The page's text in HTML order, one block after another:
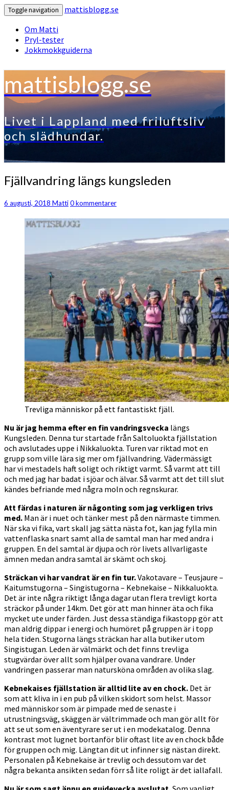
Toggle navigation
mattisblogg.se
Om Matti
Pryl-tester
Jokkmokkguiderna
mattisblogg.se
Livet i Lappland med friluftsliv
och slädhundar.
Fjällvandring
längs
Fjällvandring längs kungsleden
6 augusti, 2018 MattiKommentarer
0 kommentarer
Trevliga människor på ett fantastiskt fjäll.
Nu är jag hemma efter en fin vandringsvecka längs
Kungsleden. Denna tur startade från Saltoluokta fjällstation
och avslutades uppe i Nikkaluokta. Turen var riktad mot en
grupp som ville lära sig mer om fjällvandring. Vädermässigt
har vi mestadels haft soligt och riktigt varmt. Så varmt att till
och med jag har badat i sjöar och älvar. Så varmt att det till slut
kändes befriande med några moln och regnskurar.
Att färdas i naturen är någonting som jag verkligen trivs
med. Man är i nuet och tänker mest på den närmaste timmen.
När ska vi fika, vart skall jag sätta nästa fot, kan jag fylla min
vattenflaska snart samt alla de samtal man har med andra i
gruppen. En del samtal är djupa och rör livets allvarligaste
ämnen medan andra samtal är skämt och skoj.
Sträckan vi har vandrat är en fin tur.Vakotavare – Teusjaure –
Kaitumstugorna – Singistugorna – Kebnekaise – Nikkaluokta.
Det är inte några riktigt långa dagar utan flera trevligt korta
sträckor på under 14km. Det gör att man hinner äta och fika
mycket ute under färden. Just dessa ständiga fikastopp gör att
man aldrig dippar i energi och humöret på gruppen är i topp
hela tiden. Stugorna längs sträckan har alla butiker utom
Singistugan. Leden är välmärkt och det finns trevliga
stugvärdar över allt som hjälper ovana vandrare. Under
vandringen passerar man natursköna områden av olika slag.
Kebnekaises fjällstation är alltid lite av en chock. Det är
som att kliva in i en pub på vilken skidort som helst. Massor
med människor som är pimpade med de senaste i
utrustningsväg, skäggen är vältrimmade och man gör allt för
att se ut som en äventyrare ser ut i en modekatalog. Denna
kontrast mot lugnet bortanför blir oftast lite av en chock både
för gruppen och mig. Längtan dit ut infinner sig nästan direkt.
Personalen på Kebnekaise är trevlig och dessutom var det
några bekanta ansikten sedan förr så lite roligt är det iallafall.